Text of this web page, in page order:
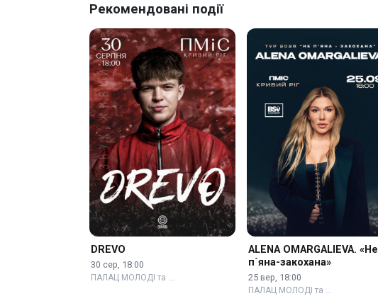
Рекомендовані події
DREVO
30 сер, 18:00
ПАЛАЦ МОЛОДІ та …
ALENA OMARGALIEVA. «Не
п`яна-закохана»
25 вер, 18:00
ПАЛАЦ МОЛОДІ та …